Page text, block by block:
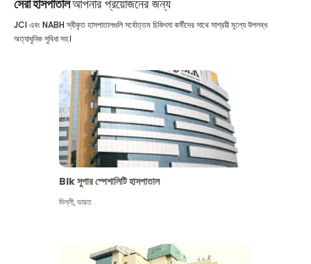
সেরা হাসপাতালআপনার প্রয়োজনের জন্য
JCI এবং NABH স্বীকৃত হাসপাতালগুলি সর্বোত্তম চিকিৎসা কর্মীদের সাথে সাশ্রয়ী মূল্যে উপলব্ধ
অত্যাধুনিক সুবিধা সহ।
Blk সুপার স্পেশালিটি হাসপাতাল
দিল্লী,ভারত